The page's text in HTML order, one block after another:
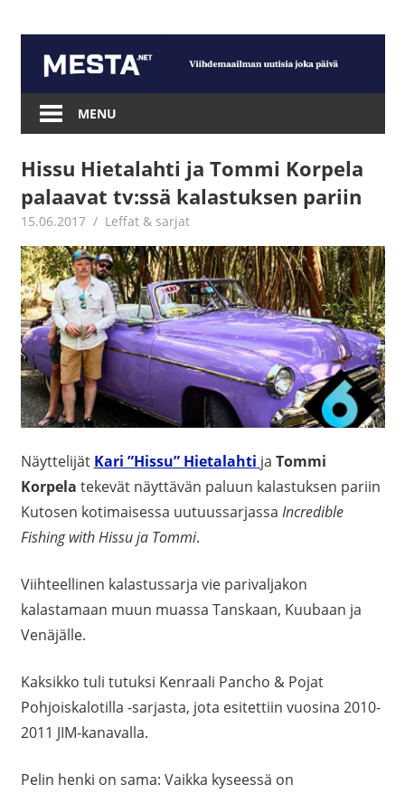
content
Mesta.net
MENU
Hissu Hietalahti ja Tommi Korpela
palaavat tv:ssä kalastuksen pariin
15.06.2017 Jouni Hirn
Leffat & sarjat
Näyttelijät Kari ”Hissu” Hietalahti ja Tommi
Korpela tekevät näyttävän paluun kalastuksen pariin
Kutosen kotimaisessa uutuussarjassa Incredible
Fishing with Hissu ja Tommi.
Viihteellinen kalastussarja vie parivaljakon
kalastamaan muun muassa Tanskaan, Kuubaan ja
Venäjälle.
Kaksikko tuli tutuksi Kenraali Pancho & Pojat
Pohjoiskalotilla -sarjasta, jota esitettiin vuosina 2010-
2011 JIM-kanavalla.
Pelin henki on sama: Vaikka kyseessä on